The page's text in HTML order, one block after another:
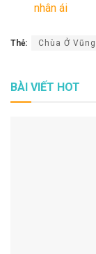
nhân ái
Thẻ: Chùa Ở
BÀI VIẾT HOT